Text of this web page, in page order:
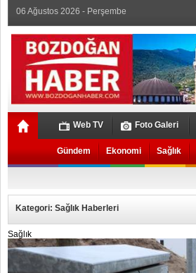
06 Ağustos 2026 - Perşembe
Web TV Foto Galeri
Gündem Ekonomi Sağlık
Kategori: Sağlık Haberleri
Sağlık